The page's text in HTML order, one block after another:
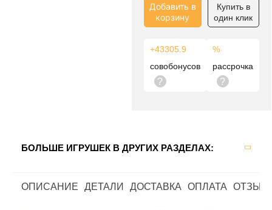
Добавить в
корзину
Купить в
один клик
+43305.9
совобонусов
?
%
рассрочка
?
БОЛЬШЕ ИГРУШЕК В ДРУГИХ РАЗДЕЛАХ:
ОПИСАНИЕ ДЕТАЛИ ДОСТАВКА ОПЛАТА